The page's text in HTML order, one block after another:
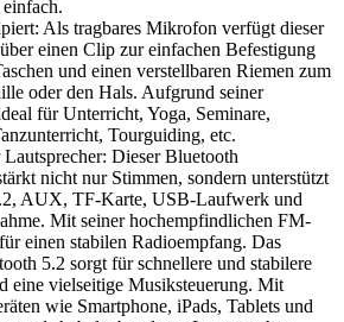
Als tragbares Mikrofon verfügt dieser
einen Clip zur einfachen Befestigung
und einen verstellbaren Riemen zum
oder den Hals. Aufgrund seiner
für Unterricht, Yoga, Seminare,
Tourguiding, etc.
Dieser Bluetooth
nicht nur Stimmen, sondern unterstützt
AUX, TF-Karte, USB-Laufwerk und
Mit seiner hochempfindlichen FM-
einen stabilen Radioempfang. Das
5.2 sorgt für schnellere und stabilere
eine vielseitige Musiksteuerung. Mit
wie Smartphone, iPads, Tablets und